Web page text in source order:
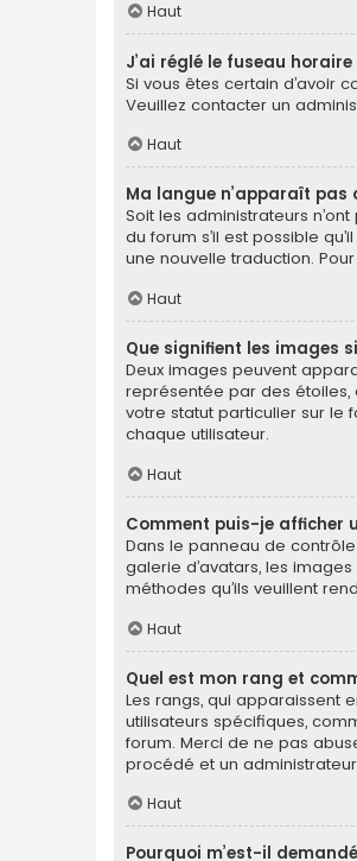
Haut
J’ai réglé le fuseau
Si vous êtes certain d’avoir
Veuillez contacter un
Haut
Ma langue n’apparaît pas
Soit les administrateurs
du forum s’il est possible
une nouvelle traduction.
Haut
Que signifient les images
Deux images peuvent
représentée par des étoiles,
votre statut particulier sur le
chaque utilisateur.
Haut
Comment puis-je afficher
Dans le panneau de
galerie d’avatars, les
méthodes qu’ils veuillent
Haut
Quel est mon rang et
Les rangs, qui apparaissent
utilisateurs spécifiques,
forum. Merci de ne pas
procédé et un
Haut
Pourquoi m’est-il